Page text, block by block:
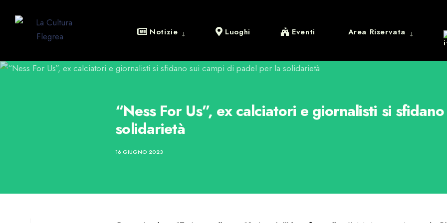
Notizie Luoghi Eventi Area Riservata
“Ness For Us”, ex calciatori e giornalisti si
solidarietà
16 GIUGNO 2023